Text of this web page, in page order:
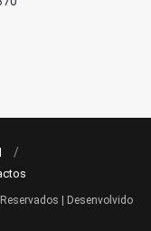
| Desenvolvido